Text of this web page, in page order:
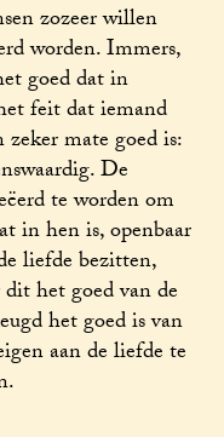
zozeer willen
worden. Immers,
goed dat in
feit dat iemand
mate goed is:
De
te worden om
in hen is, openbaar
liefde bezitten,
het goed van de
het goed is van
aan de liefde te